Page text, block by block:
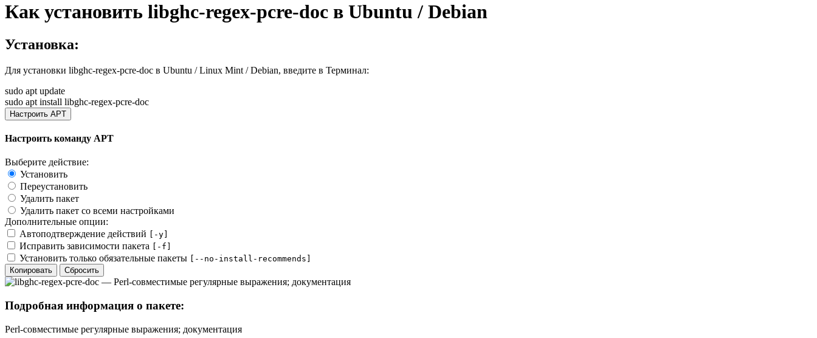
Как установить libghc-regex-pcre-doc в Ubuntu / Debian
Установка:
Для установки libghc-regex-pcre-doc в Ubuntu / Linux Mint / Debian, введите в Терминал:
sudo apt update
sudo apt install libghc-regex-pcre-doc
Настроить APT
Настроить команду APT
Выберите действие:
Установить
Переустановить
Удалить пакет
Удалить пакет со всеми настройками
Дополнительные опции:
Автоподтверждение действий
[-y]
Исправить зависимости пакета [-f]
Установить только обязательные пакеты
[--no-install-recommends]
Копировать
Сбросить
Подробная информация о пакете:
Perl-совместимые регулярные выражения; документация